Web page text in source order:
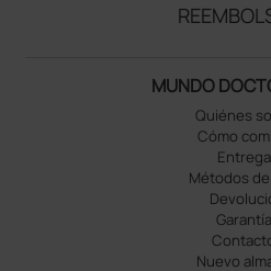
MUNDO
Quiénes
Cómo
Métodos
Nuevo